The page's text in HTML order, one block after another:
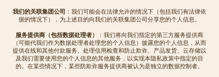
我们的关联集团公司 ：我们可能会在法律允许的情况下（包括我们有法律依
据的情况下），为上述目的向我们的关联集团公司分享您的个人信息。
服务提供商（包括数据处理者）
：我们将向我们指定的第三方服务提供商
（可能代我们作为数据处理者处理您的个人信息）披露您的个人信息，从而
提供在线和其他付款服务、处理信用检查和防止欺诈、产品发货、云存储以
及我们需要使用您的个人信息的其他服务，以实现本隐私政策中指定的目
的。在某些情况下，某些防欺诈服务提供商被认为是独立的数据控制者。